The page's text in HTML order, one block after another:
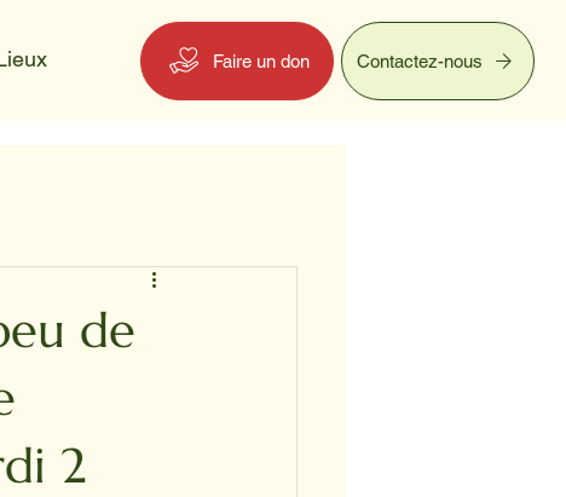
Faire un don Contactez-nous
de
2